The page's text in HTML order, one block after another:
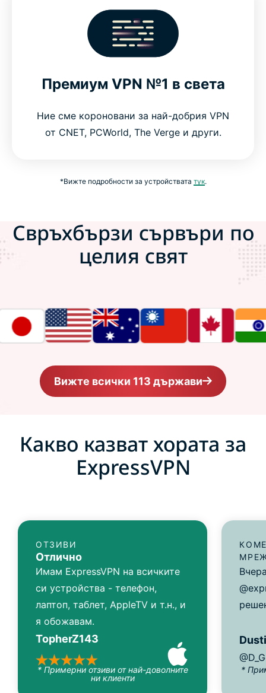
Премиум VPN №1 в света
Ние сме короновани за най-добрия VPN
от CNET, PCWorld, The Verge и други.
*Вижте подробности за устройствата тук.
Свръхбързи сървъри по
целия свят
Вижте всички 113 държави
Какво казват хората за
ExpressVPN
ОТЗИВИ
Отлично
Имам ExpressVPN на всичките
си устройства - телефон,
лаптоп, таблет, AppleTV и т.н., и
я обожавам.
TopherZ143
* Примерни отзиви от най-доволните
ни клиенти
*